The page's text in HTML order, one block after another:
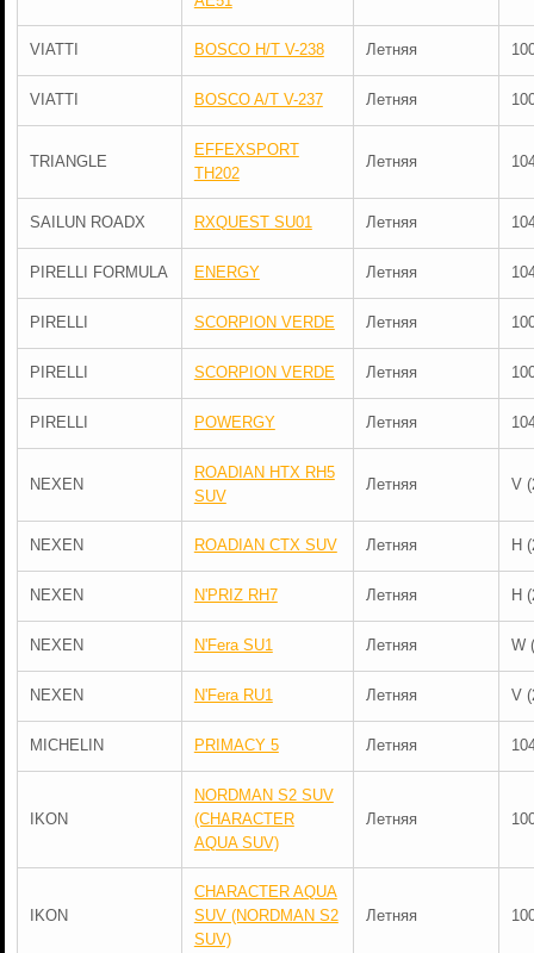
VIATTI BOSCO H/T V-238 Летняя
VIATTI BOSCO A/T V-237 Летняя
TRIANGLE
EFFEXSPORT
TH202
Летняя
SAILUN ROADX RXQUEST SU01 Летняя
PIRELLI FORMULA ENERGY Летняя
PIRELLI SCORPION VERDE Летняя
PIRELLI SCORPION VERDE Летняя
PIRELLI POWERGY Летняя
NEXEN
ROADIAN HTX RH5
SUV
Летняя V
NEXEN ROADIAN CTX SUV Летняя H
NEXEN N'PRIZ RH7 Летняя H
NEXEN N'Fera SU1 Летняя W
NEXEN N'Fera RU1 Летняя V
MICHELIN PRIMACY 5 Летняя
IKON
NORDMAN S2 SUV
(CHARACTER
AQUA SUV)
Летняя
IKON
CHARACTER AQUA
SUV (NORDMAN S2
SUV)
Летняя